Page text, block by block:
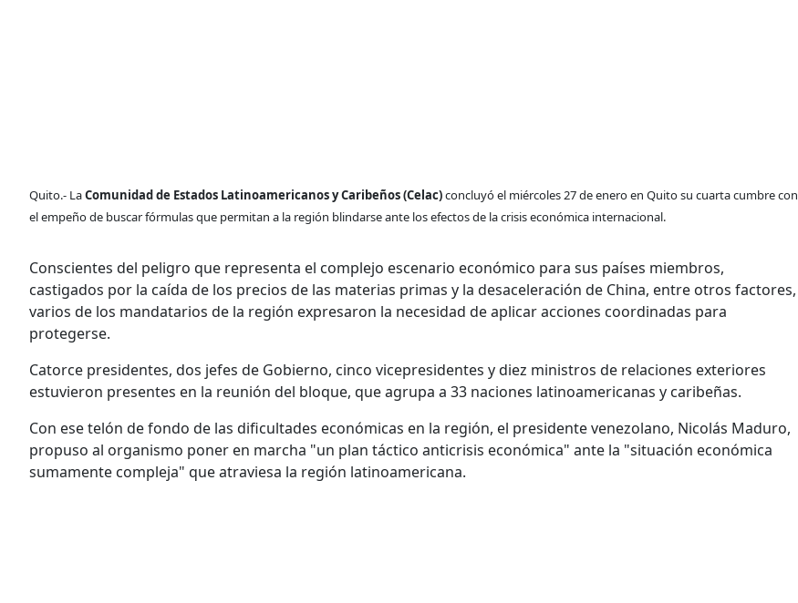
Quito.- LaComunidad de Estados Latinoamericanos y Caribeños (Celac)concluyó el miércoles 27 de enero en Quito su cuarta cumbre con
el empeño de buscar fórmulas que permitan a la región blindarse ante los efectos de la crisis económica internacional.
Conscientes del peligro que representa el complejo escenario económico para sus países miembros,
castigados por la caída de los precios de las materias primas y la desaceleración de China, entre otros factores,
varios de los mandatarios de la región expresaron la necesidad de aplicar acciones coordinadas para
protegerse.
Catorce presidentes, dos jefes de Gobierno, cinco vicepresidentes y diez ministros de relaciones exteriores
estuvieron presentes en la reunión del bloque, que agrupa a 33 naciones latinoamericanas y caribeñas.
Con ese telón de fondo de las dificultades económicas en la región, el presidente venezolano, Nicolás Maduro,
propuso al organismo poner en marcha "un plan táctico anticrisis económica" ante la "situación económica
sumamente compleja" que atraviesa la región latinoamericana.